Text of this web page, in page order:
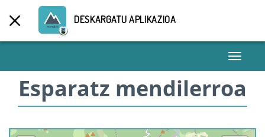
DESKARGATU APLIKAZIOA
Toggle
Esparatz mendilerroa